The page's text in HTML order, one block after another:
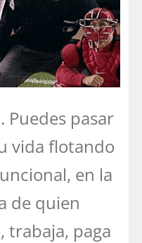
Puedes pasar
vida flotando
en la
de quien
trabaja, paga